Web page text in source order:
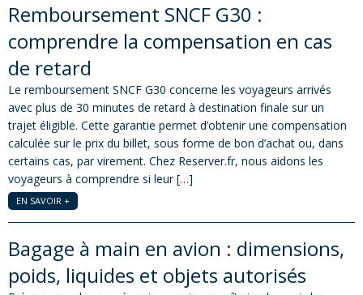
Remboursement SNCF G30 :
comprendre la compensation en cas
de retard
Le remboursement SNCF G30 concerne les voyageurs arrivés
avec plus de 30 minutes de retard à destination finale sur un
trajet éligible. Cette garantie permet d’obtenir une compensation
calculée sur le prix du billet, sous forme de bon d’achat ou, dans
certains cas, par virement. Chez Reserver.fr, nous aidons les
voyageurs à comprendre si leur […]
EN SAVOIR +
Bagage à main en avion : dimensions,
poids, liquides et objets autorisés